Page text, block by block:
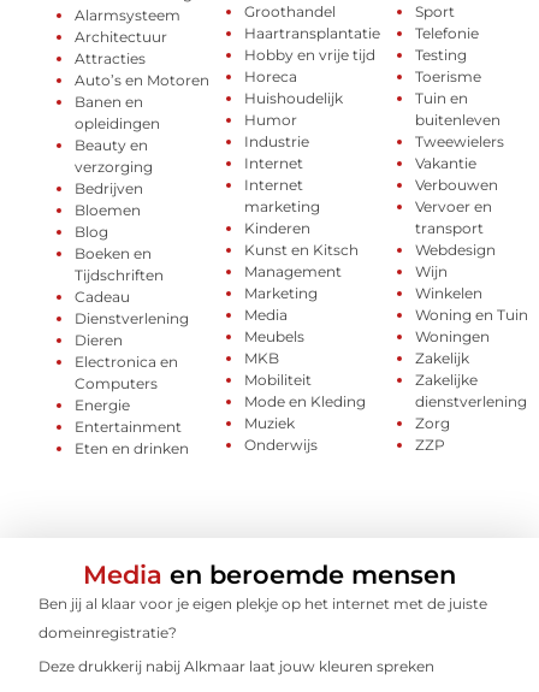
Alarmsysteem
Architectuur
Attracties
Auto’s en Motoren
Banen en
opleidingen
Beauty en
verzorging
Bedrijven
Bloemen
Blog
Boeken en
Tijdschriften
Cadeau
Dienstverlening
Dieren
Electronica en
Computers
Energie
Entertainment
Eten en drinken
Groothandel
Haartransplantatie
Hobby en vrije tijd
Horeca
Huishoudelijk
Humor
Industrie
Internet
Internet
marketing
Kinderen
Kunst en Kitsch
Management
Marketing
Media
Meubels
MKB
Mobiliteit
Mode en Kleding
Muziek
Onderwijs
Sport
Telefonie
Testing
Toerisme
Tuin en
buitenleven
Tweewielers
Vakantie
Verbouwen
Vervoer en
transport
Webdesign
Wijn
Winkelen
Woning en Tuin
Woningen
Zakelijk
Zakelijke
dienstverlening
Zorg
ZZP
Media en beroemde mensen
Ben jij al klaar voor je eigen plekje op het internet met de juiste
domeinregistratie?
Deze drukkerij nabij Alkmaar laat jouw kleuren spreken